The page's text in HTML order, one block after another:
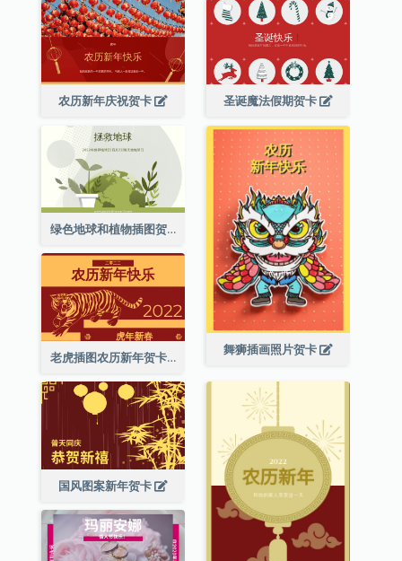
农历新年庆祝贺卡 圣诞魔法假期贺卡
绿色地球和植物插图贺卡
舞狮插画照片贺卡
老虎插图农历新年贺卡
国风图案新年贺卡